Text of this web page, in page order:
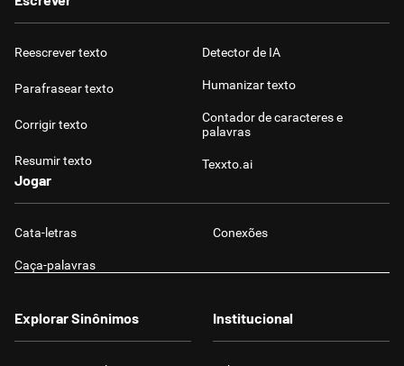
Reescrever texto
Parafrasear texto
Corrigir texto
Resumir texto
Detector de IA
Humanizar texto
Contador de caracteres e
palavras
Texxto.ai
Jogar
Cata-letras Conexões
Caça-palavras
Explorar Sinônimos Institucional